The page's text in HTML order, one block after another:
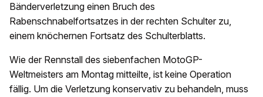
Bänderverletzung einen Bruch des
Rabenschnabelfortsatzes in der rechten Schulter zu,
einem knöchernen Fortsatz des Schulterblatts.
Wie der Rennstall des siebenfachen MotoGP-
Weltmeisters am Montag mitteilte, ist keine Operation
fällig. Um die Verletzung konservativ zu behandeln, muss